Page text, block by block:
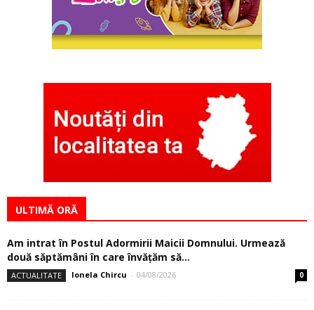
ULTIMĂ ORĂ
Am intrat în Postul Adormirii Maicii Domnului. Urmează
două săptămâni în care învăţăm să...
ACTUALITATE Ionela Chircu - 04/08/2026 0